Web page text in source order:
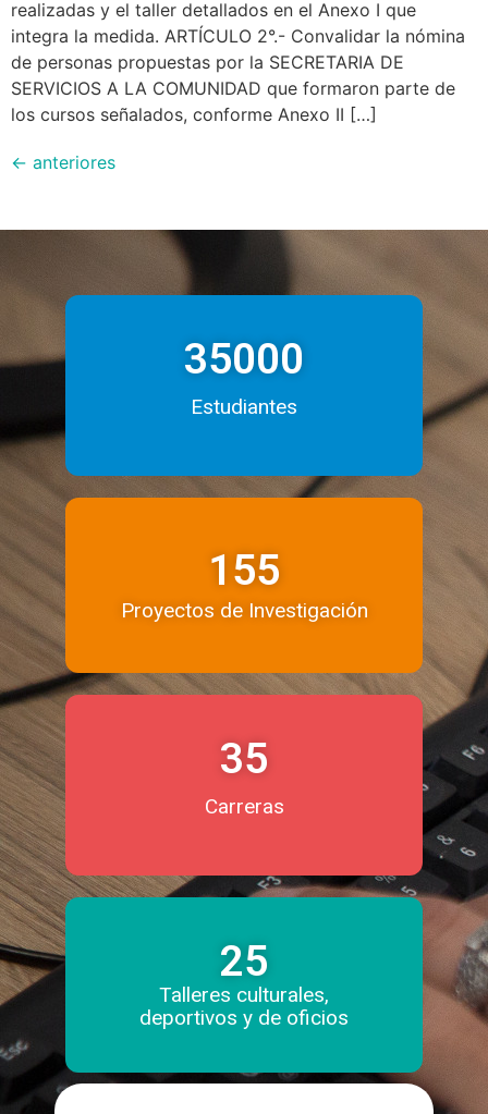
realizadas y el taller detallados en el Anexo I que
integra la medida. ARTÍCULO 2°.- Convalidar la nómina
de personas propuestas por la SECRETARIA DE
SERVICIOS A LA COMUNIDAD que formaron parte de
los cursos señalados, conforme Anexo II […]
← anteriores
35000
Estudiantes
155
Proyectos de Investigación
35
Carreras
25
Talleres culturales,
deportivos y de oficios